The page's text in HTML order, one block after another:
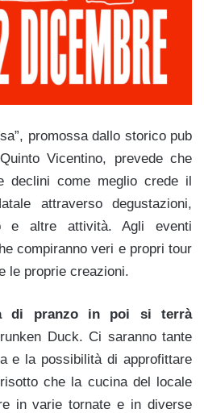
promossa dallo storico pub
Vicentino, prevede che
declini come meglio crede il
attraverso degustazioni,
e altre attività. Agli eventi
compiranno veri e propri tour
le proprie creazioni.
di pranzo in poi si terrà
Duck. Ci saranno tante
e la possibilità di approfittare
che la cucina del locale
in varie tornate e in diverse